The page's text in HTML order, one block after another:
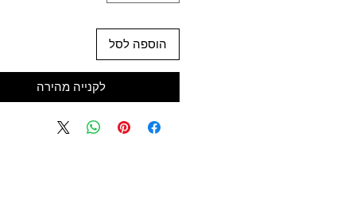
הוספה לסל
לקנייה מהירה